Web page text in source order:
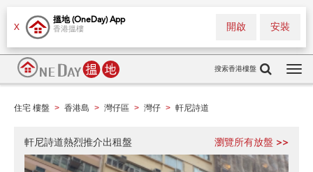
X
搵地 (OneDay) App
香港搵樓 安裝
開啟
搜索香港樓盤
住宅 樓盤 > 香港島 > 灣仔區 > 灣仔 > 軒尼詩道
軒尼詩道熱烈推介出租盤 瀏覽所有放盤 >>